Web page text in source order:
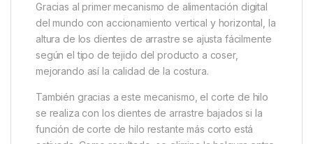
Gracias al primer mecanismo de alimentación digital
del mundo con accionamiento vertical y horizontal, la
altura de los dientes de arrastre se ajusta fácilmente
según el tipo de tejido del producto a coser,
mejorando así la calidad de la costura.
También gracias a este mecanismo, el corte de hilo
se realiza con los dientes de arrastre bajados si la
función de corte de hilo restante más corto está